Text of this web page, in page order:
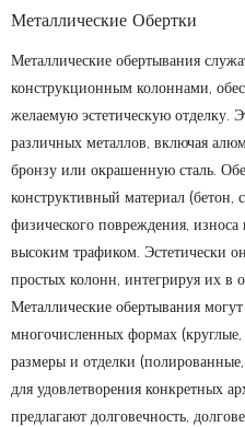
Металлические Обертки
Металлические обертывания
конструкционным колоннами,
желаемую эстетическую отделку.
различных металлов, включая
бронзу или окрашенную сталь.
конструктивный материал (бетон,
физического повреждения, износа
высоким трафиком. Эстетически
простых колонн, интегрируя их в
Металлические обертывания
многочисленных формах
размеры и отделки
для удовлетворения конкретных
предлагают долговечность,